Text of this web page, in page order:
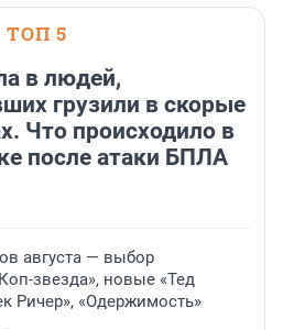
ТОП 5
в людей,
грузили в скорые
Что происходило в
после атаки БПЛА
августа — выбор
звезда», новые «Тед
Ричер», «Одержимость»